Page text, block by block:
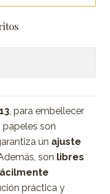
, para embellecer
papeles son
un ajuste
son libres
práctica y